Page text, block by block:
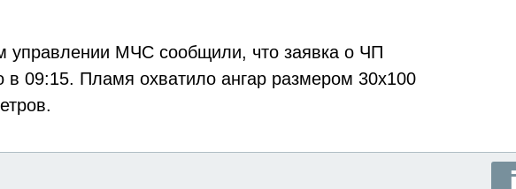
управлении МЧС сообщили, что заявка о ЧП
в 09:15. Пламя охватило ангар размером 30х100